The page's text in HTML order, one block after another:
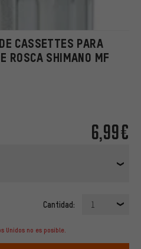
CASSETTES PARA
ROSCA SHIMANO MF
6,99€
Cantidad: 1
Unidos no es posible.